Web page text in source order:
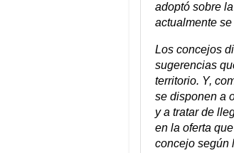
adoptó sobre
actualmente
Los concejos
sugerencias
territorio. Y,
se disponen a
y a tratar de
en la oferta
concejo según